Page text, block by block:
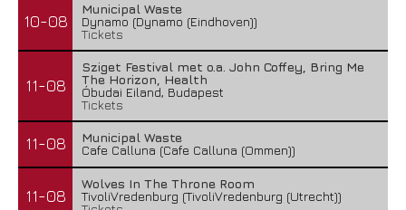
10-08
Municipal Waste
Dynamo (Dynamo (Eindhoven))
Tickets
11-08
Sziget Festival met o.a. John Coffey, Bring Me
The Horizon, Health
Óbudai Eiland, Budapest
Tickets
11-08
Municipal Waste
Cafe Calluna (Cafe Calluna (Ommen))
11-08
Wolves In The Throne Room
TivoliVredenburg (TivoliVredenburg (Utrecht))